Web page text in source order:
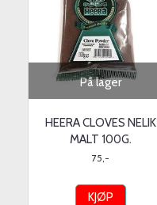
På lager
HEERA CLOVES NELIK
MALT 100G.
75,-
KJØP